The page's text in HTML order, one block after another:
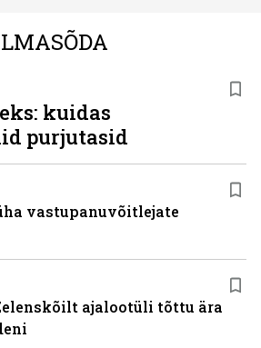
kuidas
purjutasid
vastupanuvõitlejate
ajalootüli tõttu ära